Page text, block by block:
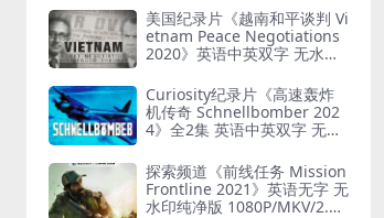
的儿童
美国纪录片《越南和平谈判 Vi
etnam Peace Negotiations
2020》英语中英双字 无水印
南和平协议
Curiosity纪录片《高速轰炸
机传奇 Schnellbomber 202
4》全2集 英语中英双字 无水
闪电轰炸机
探索频道《前线任务 Mission
Frontline 2021》英语无字 无
水印纯净版 1080P/MKV/2.51